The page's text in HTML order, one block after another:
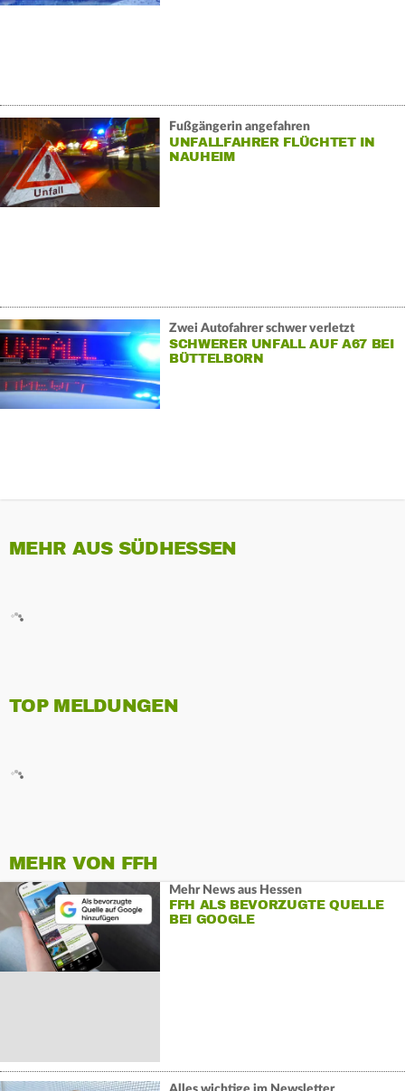
Fußgängerin angefahren
UNFALLFAHRER FLÜCHTET IN
NAUHEIM
Zwei Autofahrer schwer verletzt
SCHWERER UNFALL AUF A67 BEI
BÜTTELBORN
MEHR AUS SÜDHESSEN
TOP MELDUNGEN
MEHR VON FFH
Mehr News aus Hessen
FFH ALS BEVORZUGTE QUELLE
BEI GOOGLE